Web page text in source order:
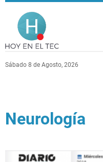
Pasar al contenido principal
Sábado 8 de Agosto, 2026
Neurología